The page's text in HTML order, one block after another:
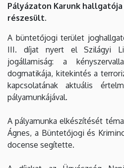
Állam-
és
Jogtudományi
Kar
Pályázaton Karunk
részesült.
A büntetőjogi terület
III. díjat nyert el Szilágyi
jogállamiság: a
dogmatikája, kitekintés a
kapcsolatának aktuális
pályamunkájával.
A pályamunka elkészítését
Ágnes, a Büntetőjogi és
docense segítette.